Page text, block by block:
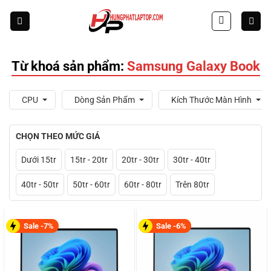
Từ khoá sản phẩm: Samsung Galaxy Book
CPU Dòng Sản Phẩm Kích Thước Màn Hình
CHỌN THEO MỨC GIÁ
Dưới 15tr 15tr - 20tr 20tr - 30tr 30tr - 40tr
40tr - 50tr 50tr - 60tr 60tr - 80tr Trên 80tr
Sale -7% Sale -6%